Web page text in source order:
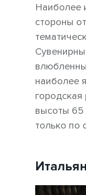
Наиболее
стороны
наиболее
высоты 65
только по